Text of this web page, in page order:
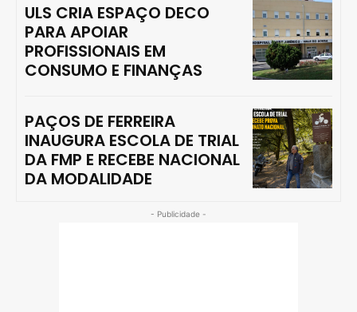
ULS CRIA ESPAÇO DECO
PARA APOIAR
PROFISSIONAIS EM
CONSUMO E FINANÇAS
PAÇOS DE FERREIRA
INAUGURA ESCOLA DE TRIAL
DA FMP E RECEBE NACIONAL
DA MODALIDADE
- Publicidade -